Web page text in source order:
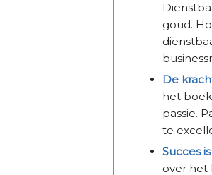
goud.
De
het
passie.
te
Succes
over het